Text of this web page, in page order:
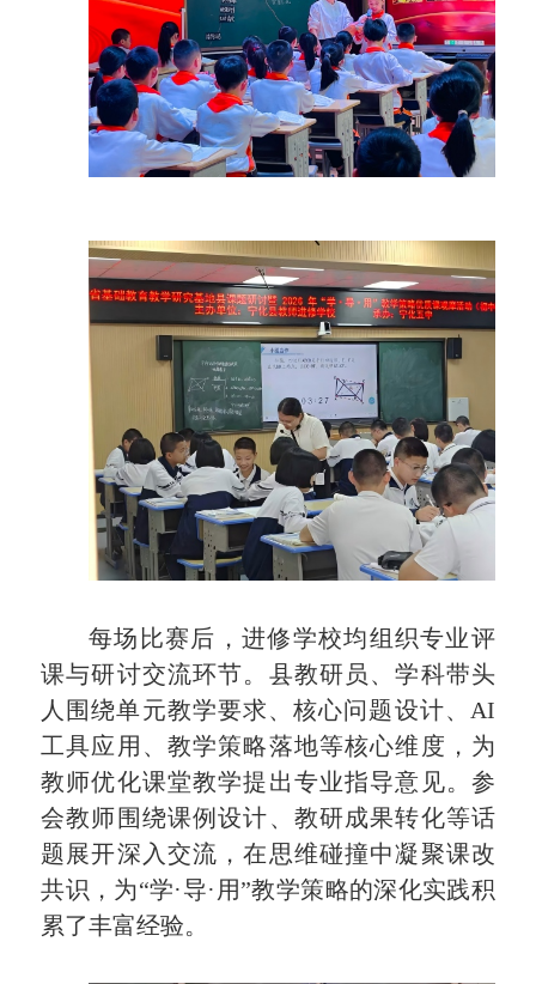
每场比赛后，进修学校均组织专业评
课与研讨交流环节。县教研员、学科带头
人围绕单元教学要求、核心问题设计、AI
工具应用、教学策略落地等核心维度，为
教师优化课堂教学提出专业指导意见。参
会教师围绕课例设计、教研成果转化等话
题展开深入交流，在思维碰撞中凝聚课改
共识，为“学·导·用”教学策略的深化实践积
累了丰富经验。